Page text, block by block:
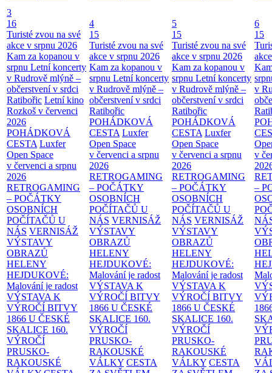
3
16
Turisté zvou na své
akce v srpnu 2026
Kam za kopanou v
srpnu Letní koncerty
v Rudrově mlýně –
občerstvení v srdci
Ratibořic Letní kino
Rozkoš v červenci
2026
POHÁDKOVÁ
CESTA Luxfer
Open Space
v červenci a srpnu
2026
RETROGAMING
– POČÁTKY
OSOBNÍCH
POČÍTAČŮ U
NÁS VERNISÁŽ
VÝSTAVY
OBRAZŮ
HELENY
HEJDUKOVÉ:
Malování je radost
VÝSTAVA K
VÝROČÍ BITVY
1866 U ČESKÉ
SKALICE 160.
VÝROČÍ
PRUSKO-
RAKOUSKÉ
4
15
Turisté zvou na své
akce v srpnu 2026
Kam za kopanou v
srpnu Letní koncerty
v Rudrově mlýně –
občerstvení v srdci
Ratibořic
POHÁDKOVÁ
CESTA Luxfer
Open Space
v červenci a srpnu
2026
RETROGAMING
– POČÁTKY
OSOBNÍCH
POČÍTAČŮ U
NÁS VERNISÁŽ
VÝSTAVY
OBRAZŮ
HELENY
HEJDUKOVÉ:
Malování je radost
VÝSTAVA K
VÝROČÍ BITVY
1866 U ČESKÉ
SKALICE 160.
VÝROČÍ
PRUSKO-
RAKOUSKÉ
VÁLKY CESTA
5
15
Turisté zvou na své
akce v srpnu 2026
Kam za kopanou v
srpnu Letní koncerty
v Rudrově mlýně –
občerstvení v srdci
Ratibořic
POHÁDKOVÁ
CESTA Luxfer
Open Space
v červenci a srpnu
2026
RETROGAMING
– POČÁTKY
OSOBNÍCH
POČÍTAČŮ U
NÁS VERNISÁŽ
VÝSTAVY
OBRAZŮ
HELENY
HEJDUKOVÉ:
Malování je radost
VÝSTAVA K
VÝROČÍ BITVY
1866 U ČESKÉ
SKALICE 160.
VÝROČÍ
PRUSKO-
RAKOUSKÉ
VÁLKY CESTA
6
15
v
v
–